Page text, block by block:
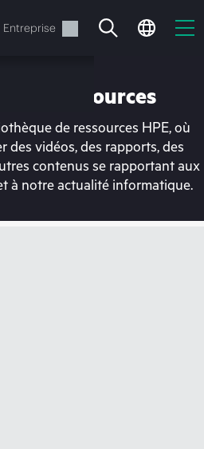
Entreprise
est
de ressources
de ressources HPE, où
des vidéos, des rapports, des
contenus se rapportant aux
à notre actualité informatique.